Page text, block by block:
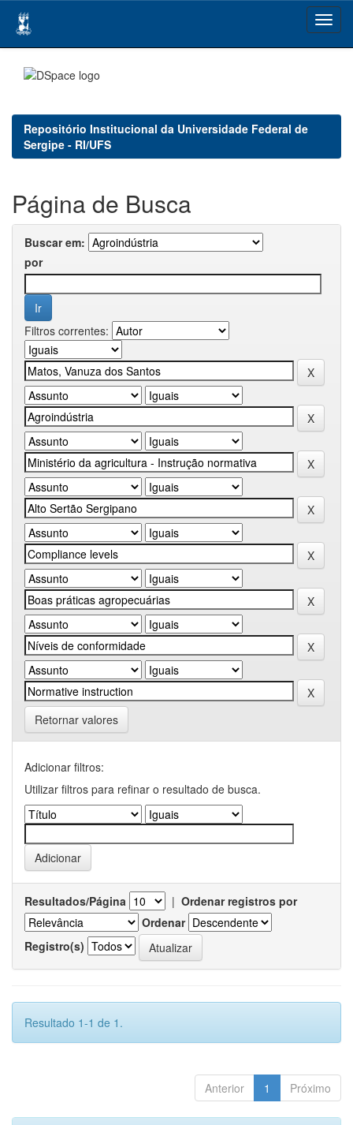
navigation
Repositório Institucional da Universidade Federal de
Sergipe - RI/UFS
Página de Busca
Buscar em:
por
Filtros correntes:
Retornar valores
Adicionar filtros:
Utilizar filtros para refinar o resultado de busca.
Resultados/Página | Ordenar registros por
Ordenar
Registro(s)
Resultado 1-1 de 1.
Anterior 1 Próximo